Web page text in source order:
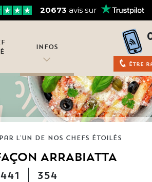
20673 avis sur
Infos
Être
l'un de nos chefs étoilés
ARRABIATTA
441 354